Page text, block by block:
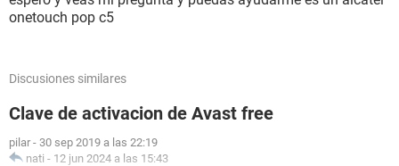
onetouch pop c5
Discusiones similares
Clave de activacion de Avast free
pilar - 30 sep 2019 a las 22:19
nati - 12 jun 2024 a las 15:43